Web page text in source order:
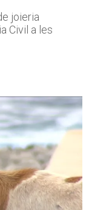
joieria
Civil a les